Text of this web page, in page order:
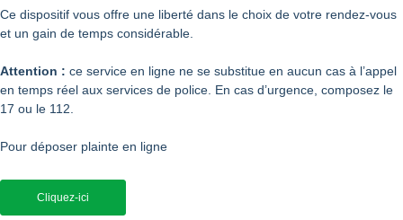
Ce dispositif vous offre une liberté dans le choix de votre rendez-vous
et un gain de temps considérable.
Attention : ce service en ligne ne se substitue en aucun cas à l’appel
en temps réel aux services de police. En cas d’urgence, composez le
17 ou le 112.
Pour déposer plainte en ligne
Cliquez-ici